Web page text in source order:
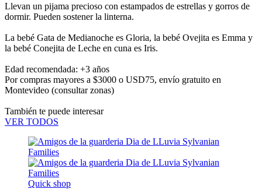
Llevan un pijama precioso con estampados de estrellas y gorros de
dormir. Pueden sostener la linterna.
La bebé Gata de Medianoche es Gloria, la bebé Ovejita es Emma y
la bebé Conejita de Leche en cuna es Iris.
Edad recomendada: +3 años
Por compras mayores a $3000 o USD75, envío gratuito en
Montevideo (consultar zonas)
También te puede interesar
VER TODOS
Quick shop